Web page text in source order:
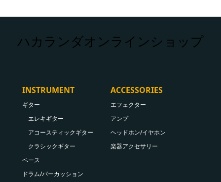
ハカランダオンラインショップ
INSTRUMENT
ギター
エレキギター
アコースティックギター
クラシックギター
ベース
ドラム/パーカッション
ACCESSORIES
エフェクター
アンプ
ヘッドホン/イヤホン
楽器アクセサリー